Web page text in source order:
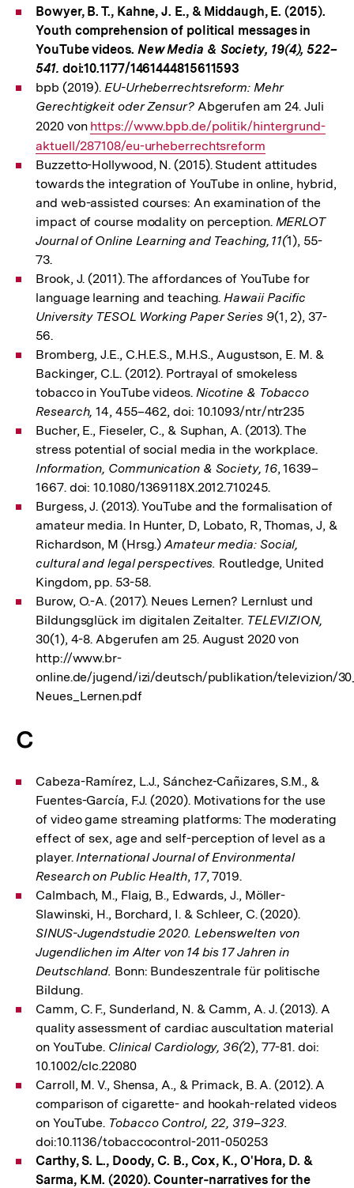
Bowyer, B. T., Kahne, J. E., & Middaugh, E. (2015).
Youth comprehension of political messages in
YouTube videos. New Media & Society, 19(4), 522–
541. doi:10.1177/1461444815611593
bpb (2019).EU-Urheberrechtsreform: Mehr
Gerechtigkeit oder Zensur?Abgerufen am 24. Juli
2020 von Interner
Link:
https://www.bpb.de/politik/hintergrund-
aktuell/287108/eu-urheberrechtsreform
Buzzetto-Hollywood, N. (2015). Student attitudes
towards the integration of YouTube in online, hybrid,
and web-assisted courses: An examination of the
impact of course modality on perception. MERLOT
Journal of Online Learning and Teaching, 11(1), 55-
73.
Brook, J. (2011). The affordances of YouTube for
language learning and teaching.Hawaii Pacific
University TESOL Working Paper Series 9(1, 2), 37-
56.
Bromberg, J.E., C.H.E.S., M.H.S., Augustson, E. M. &
Backinger, C.L. (2012). Portrayal of smokeless
tobacco in YouTube videos. Nicotine & Tobacco
Research, 14, 455–462, doi: 10.1093/ntr/ntr235
Bucher, E., Fieseler, C., & Suphan, A. (2013). The
stress potential of social media in the workplace.
Information, Communication & Society, 16, 1639–
1667. doi: 10.1080/1369118X.2012.710245.
Burgess, J. (2013). YouTube and the formalisation of
amateur media. In Hunter, D, Lobato, R, Thomas, J, &
Richardson, M (Hrsg.)Amateur media: Social,
cultural and legal perspectives. Routledge, United
Kingdom, pp. 53-58.
Burow, O.-A. (2017). Neues Lernen? Lernlust und
Bildungsglück im digitalen Zeitalter. TELEVIZION,
30(1), 4-8. Abgerufen am 25. August 2020 von
http://www.br-
online.de/jugend/izi/deutsch/publikation/televizion/
Neues_Lernen.pdf
C
Cabeza-Ramírez, L.J., Sánchez-Cañizares, S.M., &
Fuentes-García, F.J. (2020). Motivations for the use
of video game streaming platforms: The moderating
effect of sex, age and self-perception of level as a
player.International Journal of Environmental
Research on Public Health, 17, 7019.
Calmbach, M., Flaig, B., Edwards, J., Möller-
Slawinski, H., Borchard, I. & Schleer, C. (2020).
SINUS-Jugendstudie 2020. Lebenswelten von
Jugendlichen im Alter von 14 bis 17 Jahren in
Deutschland. Bonn: Bundeszentrale für politische
Bildung.
Camm, C. F., Sunderland, N. & Camm, A. J. (2013). A
quality assessment of cardiac auscultation material
on YouTube. Clinical Cardiology, 36(2), 77-81. doi:
10.1002/clc.22080
Carroll, M. V., Shensa, A., & Primack, B. A. (2012). A
comparison of cigarette- and hookah-related videos
on YouTube. Tobacco Control, 22, 319–323.
doi:10.1136/tobaccocontrol-2011-050253
Carthy, S. L., Doody, C. B., Cox, K., O'Hora, D. &
Sarma, K.M. (2020). Counter‐narratives for the